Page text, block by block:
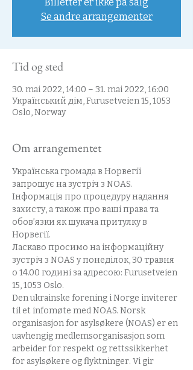
Se andre arrangementer
Tid og sted
30. mai 2022, 14:00 – 31. mai 2022, 16:00
Український дім, Furusetveien 15, 1053
Oslo, Norway
Om arrangementet
Українська громада в Норвегії
запрошує на зустріч з NOAS.
Інформація про процедуру надання
захисту, а також про ваші права та
обов’язки як шукача притулку в
Норвегії.
Ласкаво просимо на інформаційну
зустріч з NOAS у понеділок, 30 травня
о 14.00 годині за адресою: Furusetveien
15, 1053 Oslo.
Den ukrainske forening i Norge inviterer
til et infomøte med NOAS. Norsk
organisasjon for asylsøkere (NOAS) er en
uavhengig medlemsorganisasjon som
arbeider for respekt og rettssikkerhet
for asylsøkere og flyktninger. Vi gir